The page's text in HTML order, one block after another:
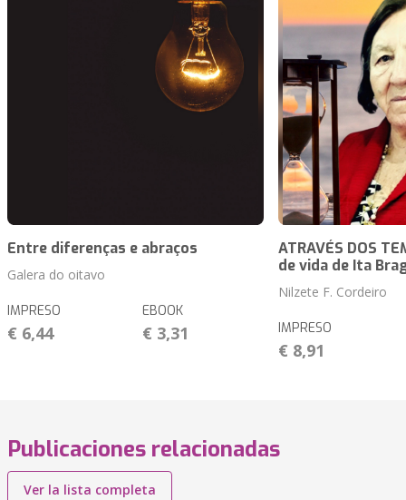
Entre diferenças e abraços
Galera do oitavo
IMPRESO
€ 6,44
EBOOK
€ 3,31
ATRAVÉS DOS
de vida de Ita
Nilzete F. Cordeiro
IMPRESO
€ 8,91
Publicaciones relacionadas
Ver la lista completa